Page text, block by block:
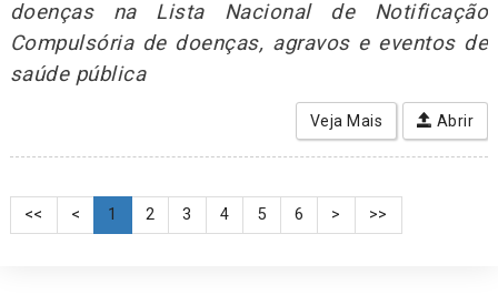
doenças na Lista Nacional de Notificação
Compulsória de doenças, agravos e eventos de
saúde pública
Veja Mais Abrir
<< < 1 2 3 4 5 6 > >>